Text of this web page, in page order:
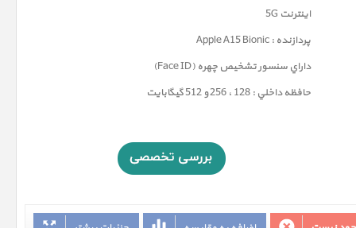
اینترنت 5G
پردازنده : Apple A15 Bionic
داراي سنسور تشخيص چهره (Face ID)
حافظه داخلي : 128 ، 256 و 512 گيگابايت